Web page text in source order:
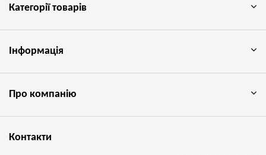
Категорії товарів
Інформація
Про компанію
Контакти